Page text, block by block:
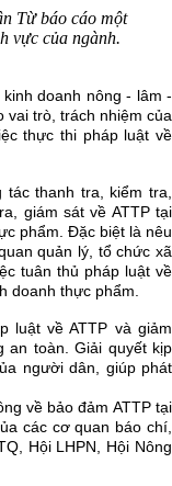
Từ báo cáo một
vực của ngành.
doanh nông - lâm -
vai trò, trách nhiệm của
thực thi pháp luật về
thanh tra, kiểm tra,
giám sát về ATTP tại
phẩm. Đặc biệt là nêu
quản lý, tổ chức xã
tuân thủ pháp luật về
doanh thực phẩm.
luật về ATTP và giảm
an toàn. Giải quyết kịp
người dân, giúp phát
về bảo đảm ATTP tại
các cơ quan báo chí,
Hội LHPN, Hội Nông